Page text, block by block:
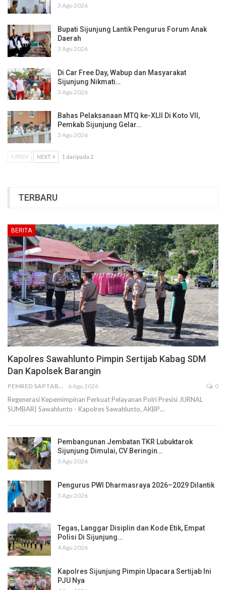
3 Agu 2026
Bupati Sijunjung Lantik Pengurus Forum Anak
Daerah
3 Agu 2026
Di Car Free Day, Wabup dan Masyarakat
Sijunjung Nikmati…
3 Agu 2026
Bahas Pelaksanaan MTQ ke-XLII Di Koto VII,
Pemkab Sijunjung Gelar…
3 Agu 2026
PREV NEXT 1 daripada 2
TERBARU
BERITA
Kapolres Sawahlunto Pimpin Sertijab Kabag SDM
Dan Kapolsek Barangin
PEMRED SAPTARIUS 6 Agu 2026 0
Regenerasi Kepemimpinan Perkuat Pelayanan Polri Presisi JURNAL
SUMBAR| Sawahlunto - Kapolres Sawahlunto, AKBP…
Pembangunan Jembatan TKR Lubuktarok
Sijunjung Dimulai, CV Beringin…
5 Agu 2026
Pengurus PWI Dharmasraya 2026–2029 Dilantik
5 Agu 2026
Tegas, Langgar Disiplin dan Kode Etik, Empat
Polisi Di Sijunjung…
4 Agu 2026
Kapolres Sijunjung Pimpin Upacara Sertijab Ini
PJU Nya